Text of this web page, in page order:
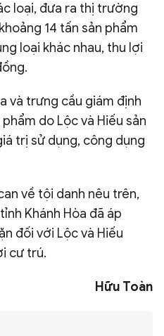
loại, đưa ra thị trường
14 tấn sản phẩm
loại khác nhau, thu lợi
và trưng cầu giám định
do Lộc và Hiếu sản
trị sử dụng, công dụng
về tội danh nêu trên,
Khánh Hòa đã áp
đối với Lộc và Hiếu
cư trú.
Hữu Toàn